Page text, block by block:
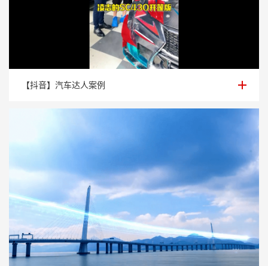
【抖音】汽车达人案例
【抖音】汽车达人案例